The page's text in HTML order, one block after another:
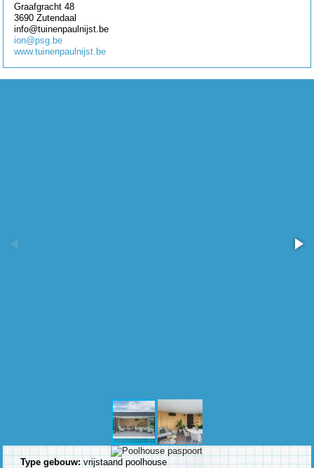
Graafgracht 48
3690Zutendaal
info@tuinenpaulnijst.be
ion@psg.be
www.tuinenpaulnijst.be
Type gebouw:vrijstaand poolhouse